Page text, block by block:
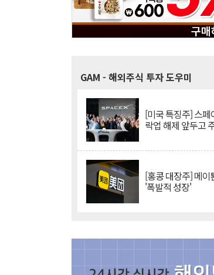
GAM - 해외주식 투자 도우미
[미국 특징주] 스
락업 해제 앞두고
[홍콩 대장주] 메
'폭발적 성장'